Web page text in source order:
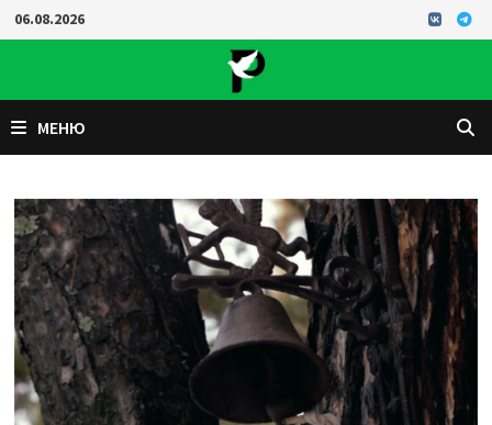
Перейти
к
06.08.2026
МЕНЮ